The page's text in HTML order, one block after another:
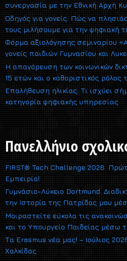
συνεργασία με την Εθνική Αρχή
Οδηγός για γονείς: Πώς να
τους μιλήσουμε για την ψηφιακή
Φόρμα αξιολόγησης σεμιναρίου
γονείς παιδιών Γυμνασίου και
Η απαγόρευση των κοινωνικών
15 ετών και ο καθοριστικός ρόλος
Επαλήθευση ηλικίας: Τι ισχύει
κατηγορία ψηφιακής υπηρεσίας
Πανελλήνιο
FIRST® Tech Challenge 2026.
Εμπειρία!
Γυμνάσιο-Λύκειο Dortmund.
την Ιστορία της Πατρίδας μου
Μοιραστείτε εύκολα τις
και το Υπουργείο Παιδείας μέσω
Τα Erasmus νέα μας! – Ιούλιος
Χαλκίδας